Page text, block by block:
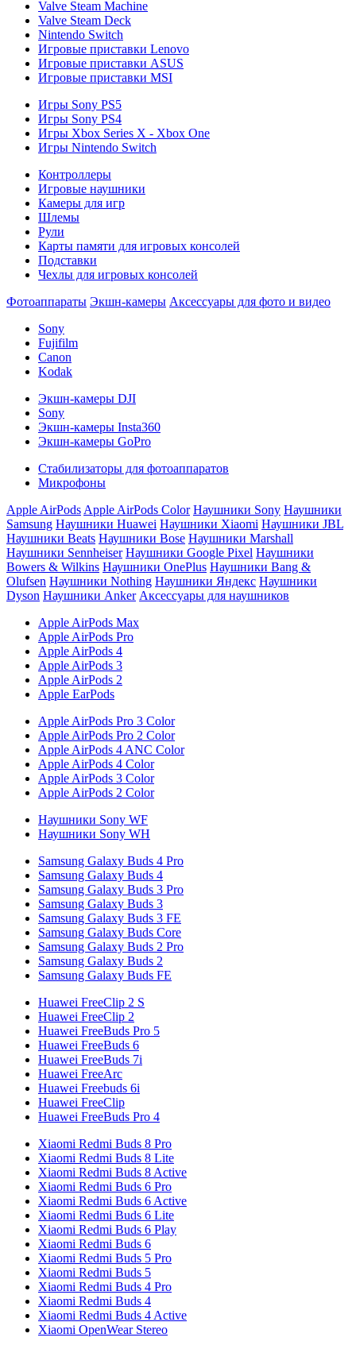
Valve Steam Machine
Valve Steam Deck
Nintendo Switch
Игровые приставки Lenovo
Игровые приставки ASUS
Игровые приставки MSI
Игры Sony PS5
Игры Sony PS4
Игры Xbox Series X - Xbox One
Игры Nintendo Switch
Контроллеры
Игровые наушники
Камеры для игр
Шлемы
Рули
Карты памяти для игровых консолей
Подставки
Чехлы для игровых консолей
Фотоаппараты Экшн-камеры Аксессуары для фото и видео
Sony
Fujifilm
Canon
Kodak
Экшн-камеры DJI
Sony
Экшн-камеры Insta360
Экшн-камеры GoPro
Стабилизаторы для фотоаппаратов
Микрофоны
Apple AirPods Apple AirPods Color Наушники Sony Наушники
Samsung Наушники Huawei Наушники Xiaomi Наушники JBL
Наушники Beats Наушники Bose Наушники Marshall
Наушники Sennheiser Наушники Google Pixel Наушники
Bowers & Wilkins Наушники OnePlus Наушники Bang &
Olufsen Наушники Nothing Наушники Яндекс Наушники
Dyson Наушники Anker Аксессуары для наушников
Apple AirPods Max
Apple AirPods Pro
Apple AirPods 4
Apple AirPods 3
Apple AirPods 2
Apple EarPods
Apple AirPods Pro 3 Color
Apple AirPods Pro 2 Color
Apple AirPods 4 ANC Color
Apple AirPods 4 Color
Apple AirPods 3 Color
Apple AirPods 2 Color
Наушники Sony WF
Наушники Sony WH
Samsung Galaxy Buds 4 Pro
Samsung Galaxy Buds 4
Samsung Galaxy Buds 3 Pro
Samsung Galaxy Buds 3
Samsung Galaxy Buds 3 FE
Samsung Galaxy Buds Core
Samsung Galaxy Buds 2 Pro
Samsung Galaxy Buds 2
Samsung Galaxy Buds FE
Huawei FreeClip 2 S
Huawei FreeClip 2
Huawei FreeBuds Pro 5
Huawei FreeBuds 6
Huawei FreeBuds 7i
Huawei FreeArc
Huawei Freebuds 6i
Huawei FreeClip
Huawei FreeBuds Pro 4
Xiaomi Redmi Buds 8 Pro
Xiaomi Redmi Buds 8 Lite
Xiaomi Redmi Buds 8 Active
Xiaomi Redmi Buds 6 Pro
Xiaomi Redmi Buds 6 Active
Xiaomi Redmi Buds 6 Lite
Xiaomi Redmi Buds 6 Play
Xiaomi Redmi Buds 6
Xiaomi Redmi Buds 5 Pro
Xiaomi Redmi Buds 5
Xiaomi Redmi Buds 4 Pro
Xiaomi Redmi Buds 4
Xiaomi Redmi Buds 4 Active
Xiaomi OpenWear Stereo